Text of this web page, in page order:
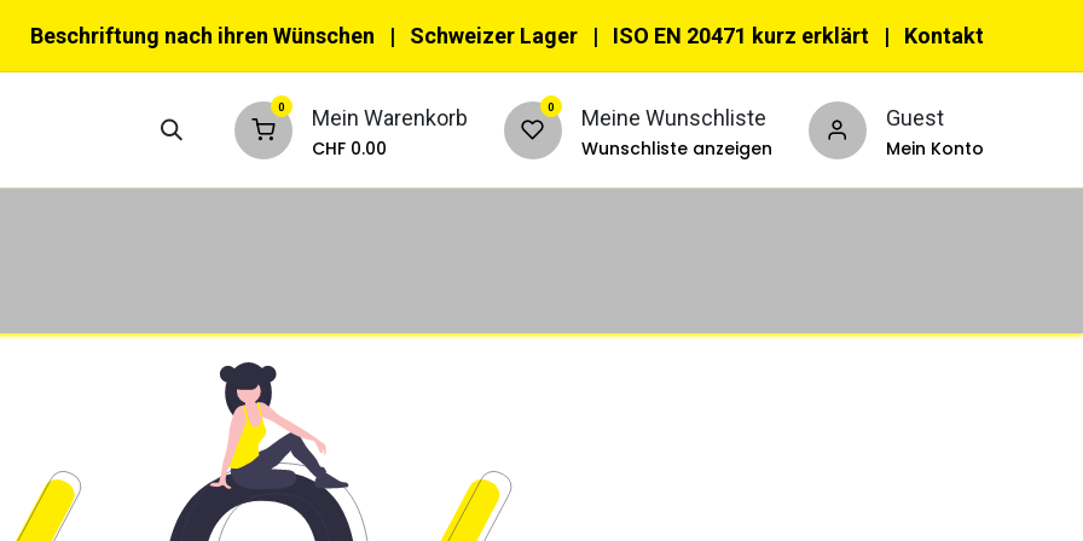
Beschriftung nach ihren Wünschen | Schweizer Lager | ISO EN 20471 kurz erklärt | Kon​​takt
0 Mein Warenkorb
CHF 0.00
0 Meine Wunschliste
Wunschliste anzeigen
Guest
Mein Konto